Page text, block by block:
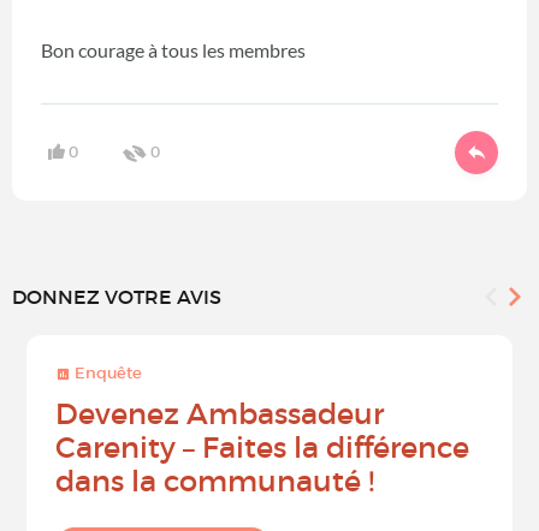
Bon courage à tous les membres
0 0
DONNEZ VOTRE AVIS
Enquête
Devenez Ambassadeur
Carenity – Faites la différence
dans la communauté !